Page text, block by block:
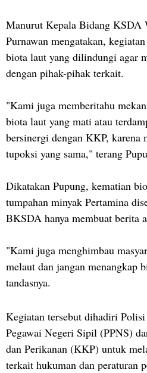
Manurut Kepala Bidang KSDA
Purnawan mengatakan,
biota laut yang dilindungi agar
dengan pihak-pihak terkait.
"Kami juga memberitahu
biota laut yang mati atau
bersinergi dengan KKP,
tupoksi yang sama," terang
Dikatakan Pupung, kematian
tumpahan minyak Pertamina
BKSDA hanya membuat berita
"Kami juga menghimbau
melaut dan jangan menangkap
tandasnya.
Kegiatan tersebut dihadiri
Pegawai Negeri Sipil (PPNS)
dan Perikanan (KKP) untuk
terkait hukuman dan peraturan